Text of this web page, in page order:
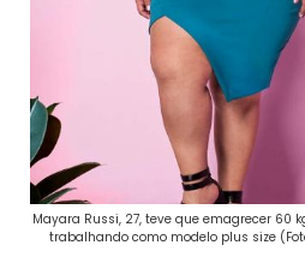
Mayara Russi, 27, teve que emagrecer 60
trabalhando como modelo plus size